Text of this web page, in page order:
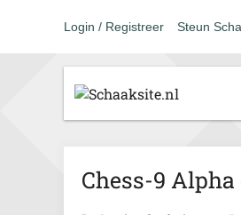
Login / Registreer Steun
Chess-9 Alpha